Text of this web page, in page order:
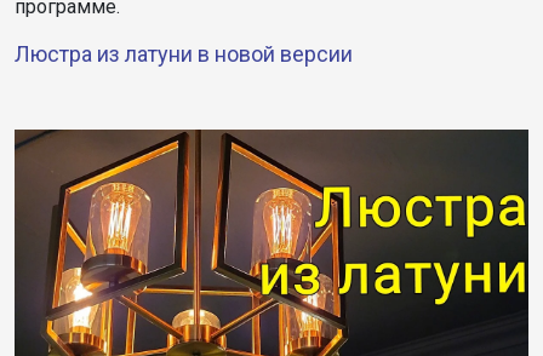
программе.
Люстра из латуни в новой версии